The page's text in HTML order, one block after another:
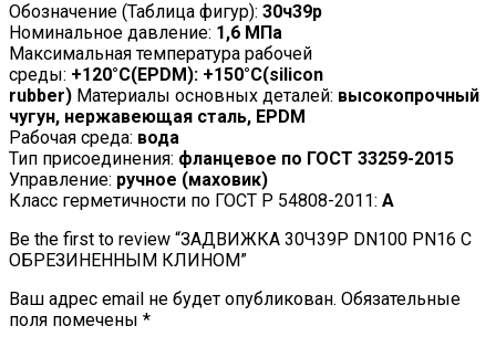
Обозначение (Таблица фигур): 30ч39р
Номинальное давление: 1,6 МПа
Максимальная температура рабочей
среды: +120°C(EPDM): +150°C(silicon
rubber) Материалы основных деталей: высокопрочный
чугун, нержавеющая сталь, EPDM
Рабочая среда: вода
Тип присоединения: фланцевое по ГОСТ 33259-2015
Управление: ручное (маховик)
Класс герметичности по ГОСТ Р 54808-2011: А
Be the first to review “ЗАДВИЖКА 30Ч39Р DN100 PN16 С
ОБРЕЗИНЕННЫМ КЛИНОМ”
Ваш адрес email не будет опубликован. Обязательные
поля помечены *